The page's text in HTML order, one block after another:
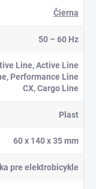
Čierna
50 – 60 Hz
Line, Active Line
Performance Line
CX, Cargo Line
Plast
60 x 140 x 35 mm
pre elektrobicykle